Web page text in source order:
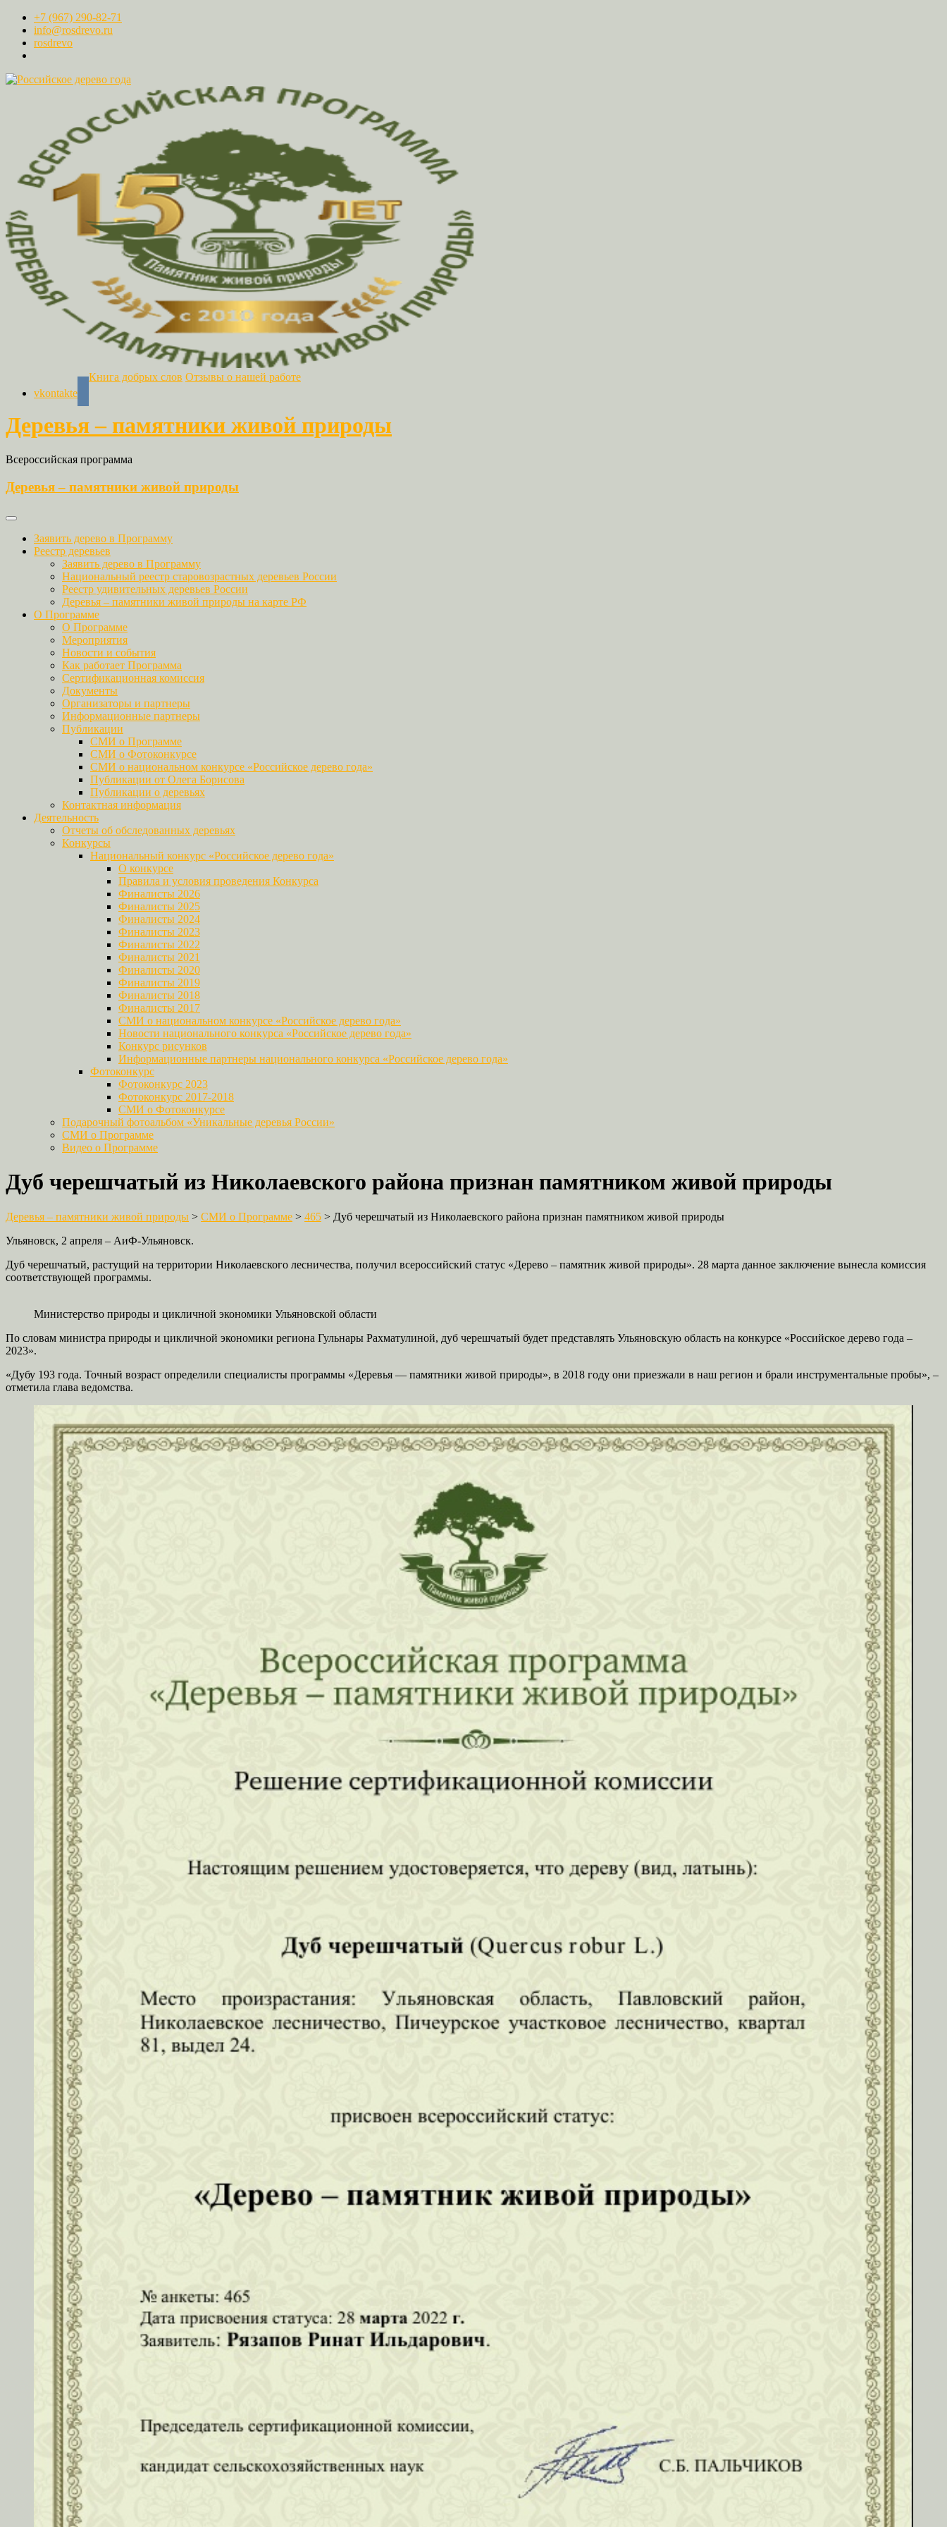
+7 (967) 290-82-71
info@rosdrevo.ru
rosdrevo
vkontakte
Книга добрых слов Отзывы о нашей работе
Деревья – памятники живой природы
Всероссийская программа
Деревья – памятники живой природы
Заявить дерево в Программу
Реестр деревьев
Заявить дерево в Программу
Национальный реестр старовозрастных деревьев России
Реестр удивительных деревьев России
Деревья – памятники живой природы на карте РФ
О Программе
О Программе
Мероприятия
Новости и события
Как работает Программа
Сертификационная комиссия
Документы
Организаторы и партнеры
Информационные партнеры
Публикации
СМИ о Программе
СМИ о Фотоконкурсе
СМИ о национальном конкурсе «Российское дерево года»
Публикации от Олега Борисова
Публикации о деревьях
Контактная информация
Деятельность
Отчеты об обследованных деревьях
Конкурсы
Национальный конкурс «Российское дерево года»
О конкурсе
Правила и условия проведения Конкурса
Финалисты 2026
Финалисты 2025
Финалисты 2024
Финалисты 2023
Финалисты 2022
Финалисты 2021
Финалисты 2020
Финалисты 2019
Финалисты 2018
Финалисты 2017
СМИ о национальном конкурсе «Российское дерево года»
Новости национального конкурса «Российское дерево года»
Конкурс рисунков
Информационные партнеры национального конкурса «Российское дерево года»
Фотоконкурс
Фотоконкурс 2023
Фотоконкурс 2017-2018
СМИ о Фотоконкурсе
Подарочный фотоальбом «Уникальные деревья России»
СМИ о Программе
Видео о Программе
Дуб черешчатый из Николаевского района признан памятником живой природы
Деревья – памятники живой природы > СМИ о Программе > 465 > Дуб черешчатый из Николаевского района признан памятником живой природы
Ульяновск, 2 апреля – АиФ-Ульяновск.
Дуб черешчатый, растущий на территории Николаевского лесничества, получил всероссийский статус «Дерево – памятник живой природы». 28 марта данное заключение вынесла комиссия
соответствующей программы.
Министерство природы и цикличной экономики Ульяновской области
По словам министра природы и цикличной экономики региона Гульнары Рахматулиной, дуб черешчатый будет представлять Ульяновскую область на конкурсе «Российское дерево года –
2023».
«Дубу 193 года. Точный возраст определили специалисты программы «Деревья — памятники живой природы», в 2018 году они приезжали в наш регион и брали инструментальные пробы», –
отметила глава ведомства.